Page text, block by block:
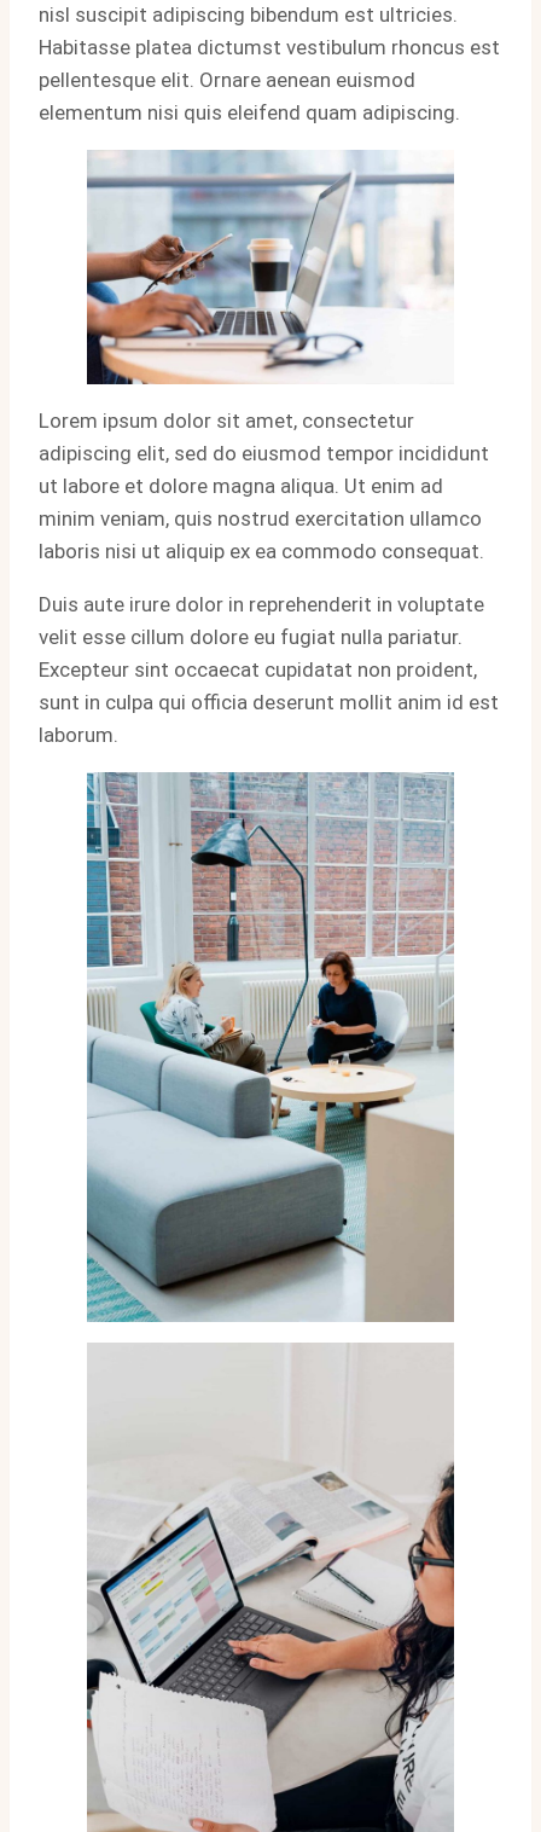
nisl suscipit adipiscing bibendum est ultricies.
Habitasse platea dictumst vestibulum rhoncus est
pellentesque elit. Ornare aenean euismod
elementum nisi quis eleifend quam adipiscing.
Lorem ipsum dolor sit amet, consectetur
adipiscing elit, sed do eiusmod tempor incididunt
ut labore et dolore magna aliqua. Ut enim ad
minim veniam, quis nostrud exercitation ullamco
laboris nisi ut aliquip ex ea commodo consequat.
Duis aute irure dolor in reprehenderit in voluptate
velit esse cillum dolore eu fugiat nulla pariatur.
Excepteur sint occaecat cupidatat non proident,
sunt in culpa qui officia deserunt mollit anim id est
laborum.